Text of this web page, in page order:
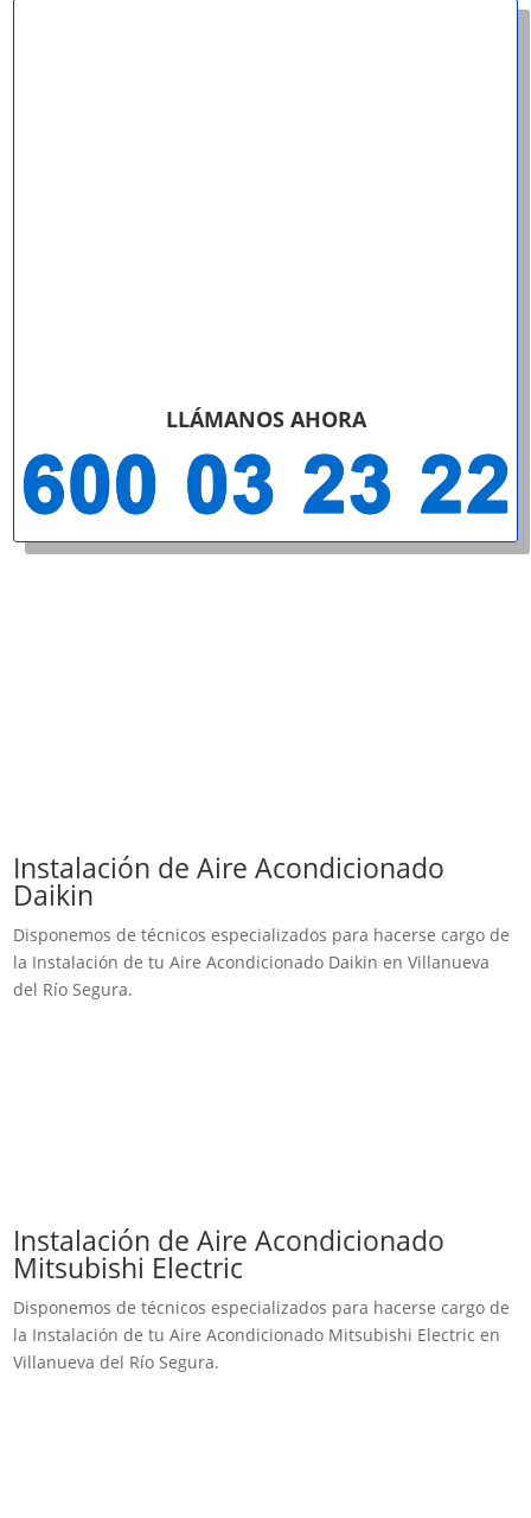
LLÁMANOS AHORA
Instalación de Aire Acondicionado
Daikin
Disponemos de técnicos especializados para hacerse cargo de
la Instalación de tu Aire Acondicionado Daikin en Villanueva
del Río Segura.
Instalación de Aire Acondicionado
Mitsubishi Electric
Disponemos de técnicos especializados para hacerse cargo de
la Instalación de tu Aire Acondicionado Mitsubishi Electric en
Villanueva del Río Segura.